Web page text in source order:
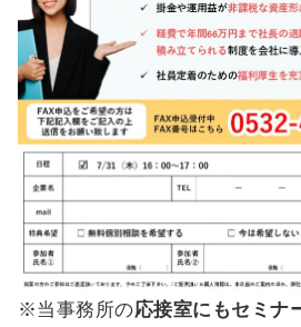
※当事務所の応接室にもセミナ